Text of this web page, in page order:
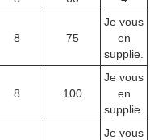
8 75
Je vous
en
supplie.
8 100
Je vous
en
supplie.
Je vous